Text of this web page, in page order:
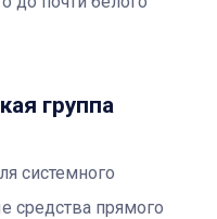
группа
системного
средства прямого